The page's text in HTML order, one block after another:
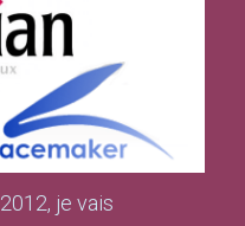
je vais